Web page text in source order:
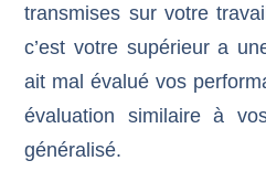
transmises sur votre
c’est votre supérieur a
ait mal évalué vos
évaluation similaire à
généralisé.